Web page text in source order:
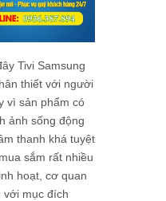
Tivi Samsung
thiết với người
vì sản phẩm có
ảnh sống động
thanh khá tuyệt
sắm rất nhiều
hoạt, cơ quan
với mục đích